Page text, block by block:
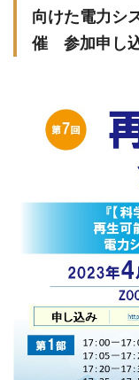
向けた電力シ
催 参加申し